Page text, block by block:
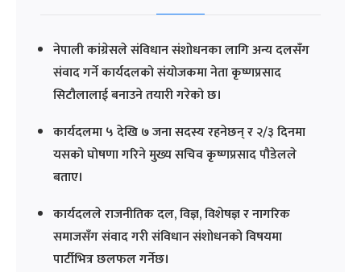
नेपाली कांग्रेसले संविधान संशोधनका लागि अन्य दलसँग
संवाद गर्ने कार्यदलको संयोजकमा नेता कृष्णप्रसाद
सिटौलालाई बनाउने तयारी गरेको छ।
कार्यदलमा ५ देखि ७ जना सदस्य रहनेछन् र २/३ दिनमा
यसको घोषणा गरिने मुख्य सचिव कृष्णप्रसाद पौडेलले
बताए।
कार्यदलले राजनीतिक दल, विज्ञ, विशेषज्ञ र नागरिक
समाजसँग संवाद गरी संविधान संशोधनको विषयमा
पार्टीभित्र छलफल गर्नेछ।